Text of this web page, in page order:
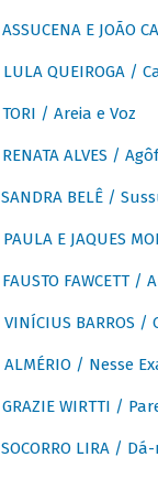
ASSUCENA E
LULA QUEIROGA /
TORI / Areia e Voz
RENATA ALVES /
SANDRA BELÊ /
PAULA E JAQUES
FAUSTO FAWCETT /
VINÍCIUS BARROS /
ALMÉRIO / Nesse
GRAZIE WIRTTI /
SOCORRO LIRA /